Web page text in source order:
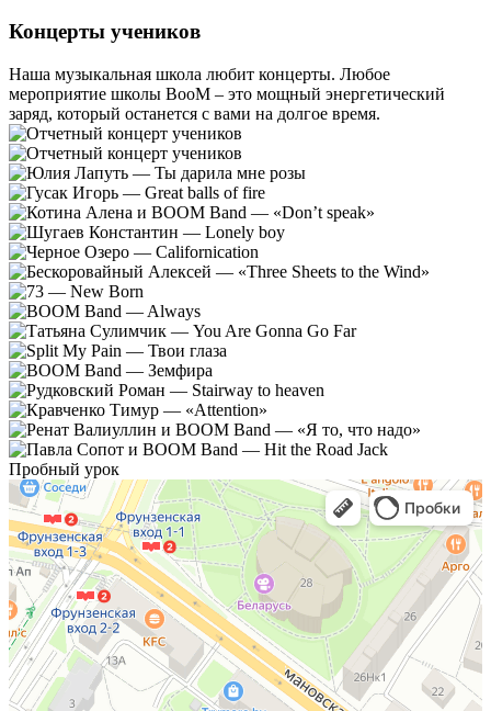
Концерты учеников
Наша музыкальная школа любит концерты. Любое
мероприятие школы BooM – это мощный энергетический
заряд, который останется с вами на долгое время.
Пробный урок